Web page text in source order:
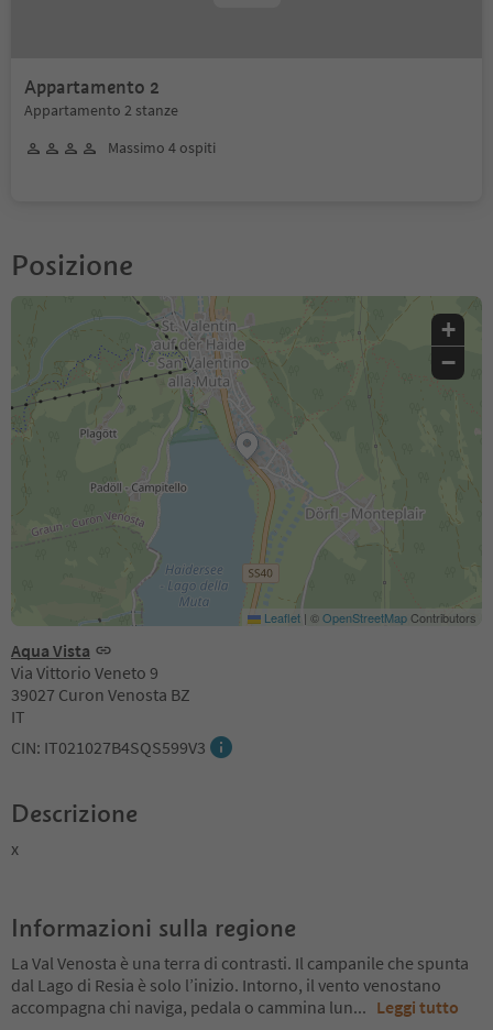
Appartamento 2
Appartamento 2 stanze
Massimo 4 ospiti
Posizione
Aqua Vista
Via Vittorio Veneto 9
39027 Curon Venosta BZ
IT
CIN: IT021027B4SQS599V3
+
−
Leaflet | ©OpenStreetMapContributors
Descrizione
x
Informazioni sulla regione
La Val Venosta è una terra di contrasti. Il campanile che spunta
dal Lago di Resia è solo l’inizio. Intorno, il vento venostano
accompagna chi naviga, pedala o cammina lun... Leggi tutto